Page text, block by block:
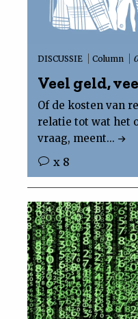
Feiten
Cijfers
Magazine
Podcast
Dossiers
DISCUSSIE Column
Veel geld,
Of de kosten van
relatie tot wat het
vraag, meent...
x 8